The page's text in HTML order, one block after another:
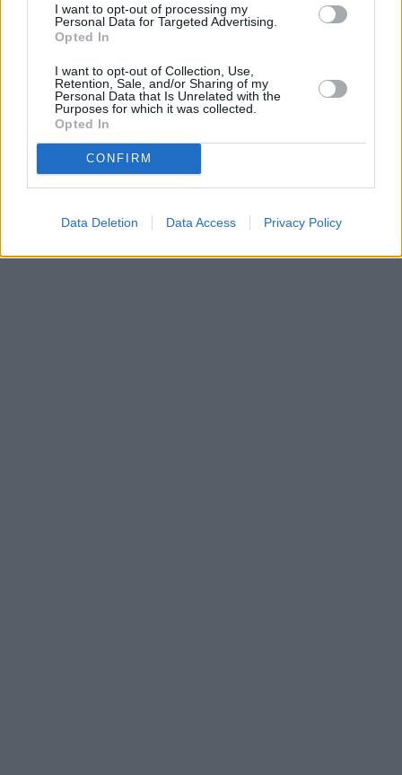
I want to opt-out of processing my
Personal Data for Targeted Advertising.
Opted In
I want to opt-out of Collection, Use,
Retention, Sale, and/or Sharing of my
Personal Data that Is Unrelated with the
Purposes for which it was collected.
Opted In
CONFIRM
Data Deletion Data Access Privacy Policy
Parabola.cz- web o satelitní, terestrické a kabelové televizi, ©
Dovolená u moře Bazény